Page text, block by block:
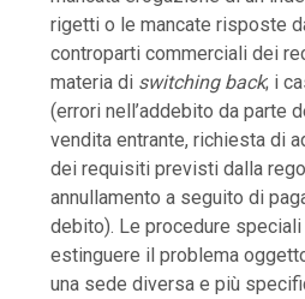
rigetti o le mancate risposte
controparti commerciali dei
materia di switching back; i
(errori nell’addebito da parte
vendita entrante, richiesta di
dei requisiti previsti dalla
annullamento a seguito di
debito). Le procedure
estinguere il problema
una sede diversa e più